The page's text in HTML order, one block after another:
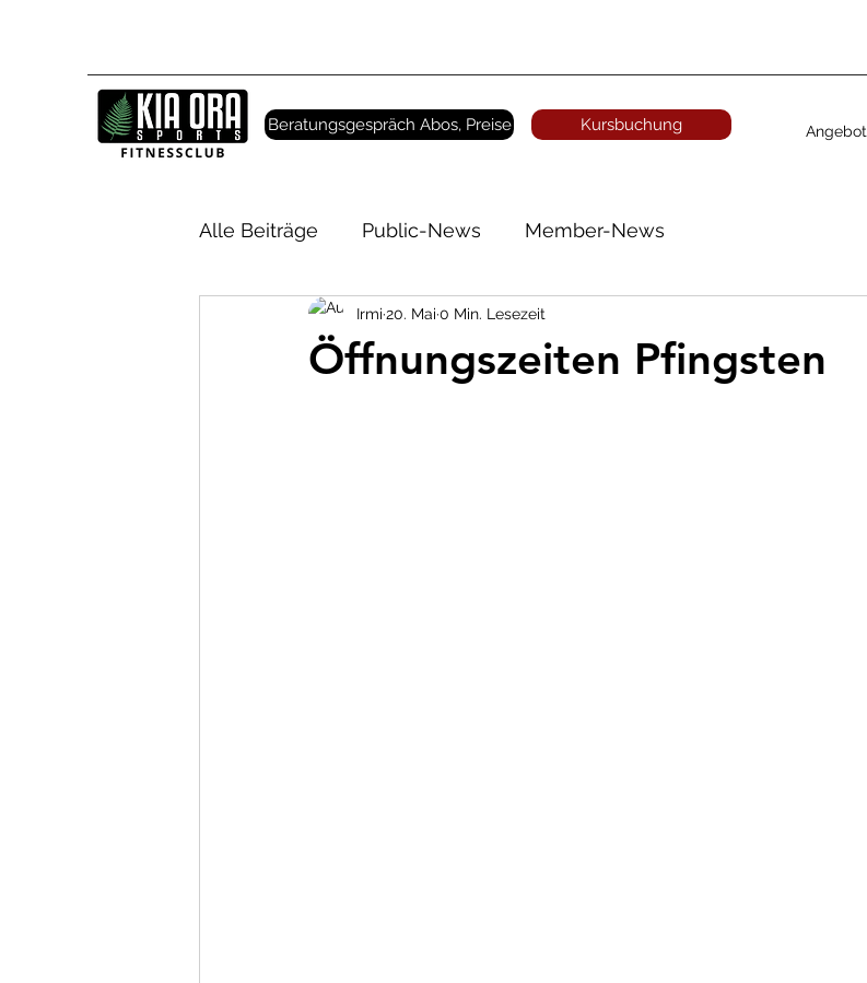
Beratungsgespräch Abos, Preise Kursbuchung Angebot
Alle Beiträge Public-News Member-News
Öffnungszeiten Pfingsten
Irmi 20. Mai 0 Min. Lesezeit